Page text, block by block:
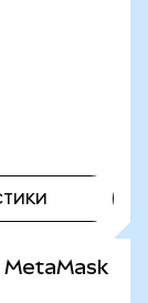
MetaMask